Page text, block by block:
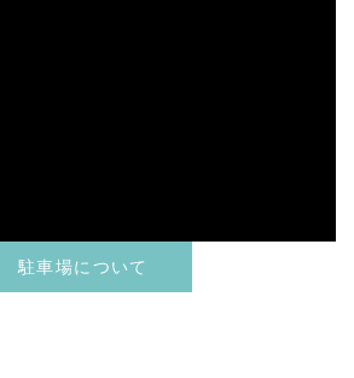
駐車場について